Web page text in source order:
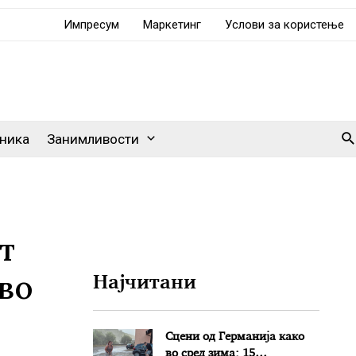
Импресум Маркетинг Услови за користење
Занимливости
Најчитани
Сцени од Германија како
во сред зима: 15